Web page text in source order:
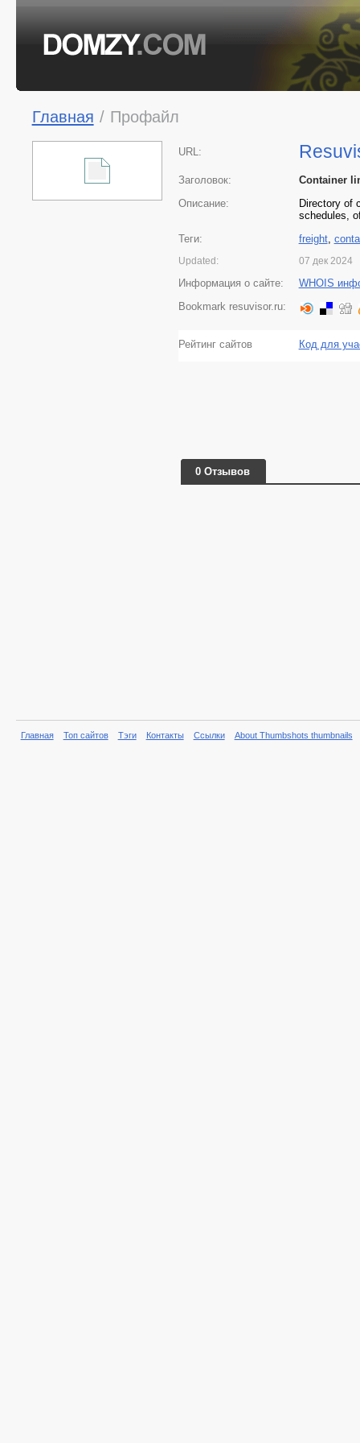
Главная / Профайл
URL:
Заголовок:
Container
Описание:
Directory of
schedules,
Теги:
freight,
Updated: 07 дек 2024
Информация о сайте:
WHOIS
Bookmark resuvisor.ru:
Рейтинг сайтов Код для
0 Отзывов
Главная Топ сайтов Тэги Контакты Ссылки About Thumbshots thumbnails